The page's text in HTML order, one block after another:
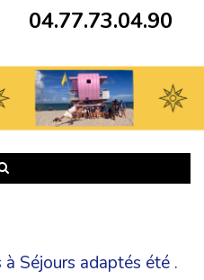
04.77.73.04.90
Séjours adaptés été .